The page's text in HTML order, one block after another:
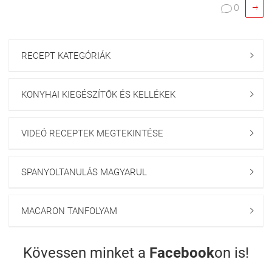
 0 
RECEPT KATEGÓRIÁK 
KONYHAI KIEGÉSZÍTŐK ÉS KELLÉKEK 
VIDEÓ RECEPTEK MEGTEKINTÉSE 
SPANYOLTANULÁS MAGYARUL 
MACARON TANFOLYAM 
Kövessen minket a Facebookon is!